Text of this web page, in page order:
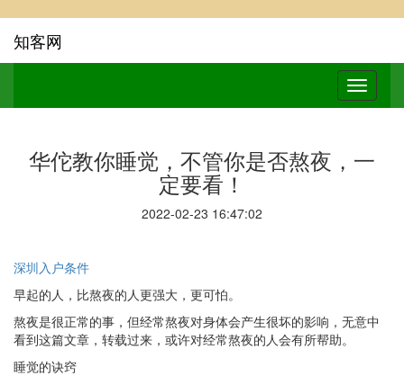
知客网
华佗教你睡觉，不管你是否熬夜，一
定要看！
2022-02-23 16:47:02
深圳入户条件
早起的人，比熬夜的人更强大，更可怕。
熬夜是很正常的事，但经常熬夜对身体会产生很坏的影响，无意中
看到这篇文章，转载过来，或许对经常熬夜的人会有所帮助。
睡觉的诀窍